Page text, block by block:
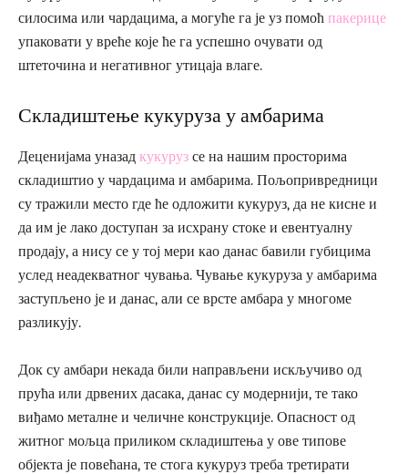
силосима или чардацима, а могуће га је уз помоћ пакерице
упаковати у вреће које ће га успешно очувати од
штеточина и негативног утицаја влаге.
Складиштење кукуруза у амбарима
Деценијама уназад кукуруз се на нашим просторима
складиштио у чардацима и амбарима. Пољопривредници
су тражили место где ће одложити кукуруз, да не кисне и
да им је лако доступан за исхрану стоке и евентуалну
продају, а нису се у тој мери као данас бавили губицима
услед неадекватног чувања. Чување кукуруза у амбарима
заступљено је и данас, али се врсте амбара у многоме
разликују.
Док су амбари некада били направљени искључиво од
прућа или дрвених дасака, данас су модернији, те тако
виђамо металне и челичне конструкције. Опасност од
житног мољца приликом складиштења у ове типове
објекта је повећана, те стога кукуруз треба третирати